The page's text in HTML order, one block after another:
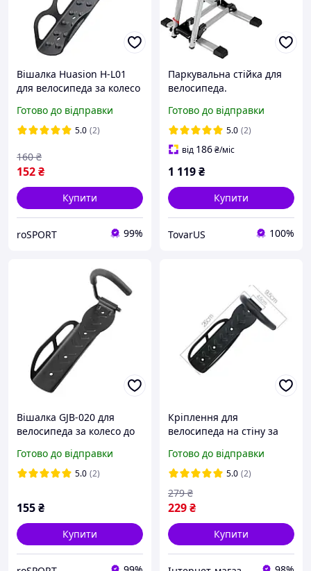
Вішалка Huasion Н-L01
для велосипеда за колесо
Готово до відправки
5.0 (2)
152₴
160 ₴
Купити
roSPORT 99%
Паркувальна стійка для
велосипеда.
на підлогу
Готово до відправки
5.0 (2)
від 186₴/міс
1 119₴
Купити
TovarUS 100%
Вішалка GJB-020 для
велосипеда за колесо до
Готово до відправки
5.0 (2)
155₴
Купити
Кріплення для
велосипеда на стіну за
тримач велосипеда
Готово до відправки
5.0 (2)
229₴
279 ₴
Купити